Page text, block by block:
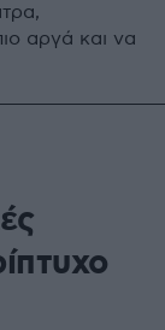
αργά και να